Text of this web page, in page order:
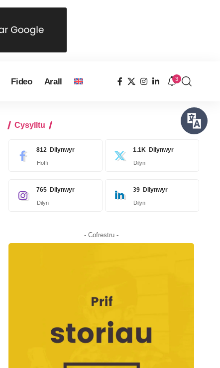
Fideo Arall 3
Cysylltu
812 Dilynwyr
Hoffi
1.1K Dilynwyr
Dilyn
765 Dilynwyr
Dilyn
39 Dilynwyr
Dilyn
- Cofrestru -